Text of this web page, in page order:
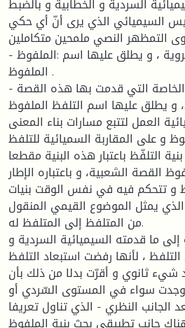
السردية و الخطابية و بالضبط
السيميائي الذي يرى أنّ أي حكي
التمظهر النصي ملمحين متكاملين :
- من جهة القصة المروية ، و يطلق عليها اسم :الملفوظ
الملفوظ .
- من جهة أخرى ، الطريقة الخاصة التي قدمت بها هذه القصة
، و يطلق عليها اسم التلفظ الملفوظ.
العمل لتتبع مسارات بناء المعنى
و على المقاربة السميائية للتلفظ
التلفّظ باعتبار هذه البنية مقطعا
الشعبية، و باعتباره الإطار
و تتحكم فيه في نفس الوقت بنيات
يمثل الموضوع القيمي المنقول
من المتلفظ إلى المتلفظ له.
ما قدمته السيميائية السردية و
، لأنها رفضت استبعاد التلفظ
شيء ثانوي و أقرّت بدلا من ذلك بأن
وجدت سواء في المستوى السّردي أو
الجانب النظري - الذي تناول تعريفا
جانب تطبيقي بحث بنية الملفوظ